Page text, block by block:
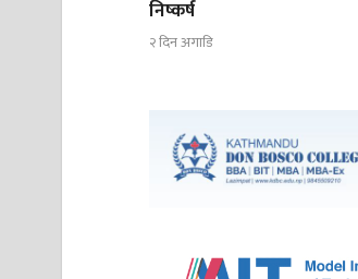
निष्कर्ष
२ दिन अगाडि